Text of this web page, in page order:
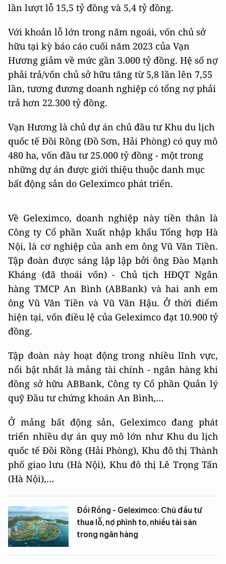
lần lượt lỗ 15,5 tỷ đồng và 5,4 tỷ đồng.
Với khoản lỗ lớn trong năm ngoái, vốn chủ sở
hữu tại kỳ báo cáo cuối năm 2023 của Vạn
Hương giảm về mức gần 3.000 tỷ đồng. Hệ số nợ
phải trả/vốn chủ sở hữu tăng từ 5,8 lần lên 7,55
lần, tương đương doanh nghiệp có tổng nợ phải
trả hơn 22.300 tỷ đồng.
Vạn Hương là chủ dự án chủ đầu tư Khu du lịch
quốc tế Đồi Rồng (Đồ Sơn, Hải Phòng) có quy mô
480 ha, vốn đầu tư 25.000 tỷ đồng - một trong
những dự án được giới thiệu thuộc danh mục
bất động sản do Geleximco phát triển.
Về Geleximco, doanh nghiệp này tiền thân là
Công ty Cổ phần Xuất nhập khẩu Tổng hợp Hà
Nội, là cơ nghiệp của anh em ông Vũ Văn Tiền.
Tập đoàn được sáng lập lập bởi ông Đào Mạnh
Kháng (đã thoái vốn) - Chủ tịch HĐQT Ngân
hàng TMCP An Bình (ABBank) và hai anh em
ông Vũ Văn Tiền và Vũ Văn Hậu. Ở thời điểm
hiện tại, vốn điều lệ của Geleximco đạt 10.900 tỷ
đồng.
Tập đoàn này hoạt động trong nhiều lĩnh vực,
nổi bật nhất là mảng tài chính - ngân hàng khi
đồng sở hữu ABBank, Công ty Cổ phần Quản lý
quỹ Đầu tư chứng khoán An Bình,…
Ở mảng bất động sản, Geleximco đang phát
triển nhiều dự án quy mô lớn như Khu du lịch
quốc tế Đồi Rồng (Hải Phòng), Khu đô thị Thành
phố giao lưu (Hà Nội), Khu đô thị Lê Trọng Tấn
(Hà Nội),…
Đồi Rồng - Geleximco: Chủ đầu tư
thua lỗ, nợ phình to, nhiều tài sản
trong ngân hàng